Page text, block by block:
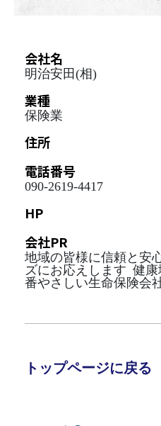
会社名
明治安田(相)
業種
保険業
住所
電話番号
090-2619-4417
HP
会社PR
地域の皆様に信頼と安
ズにお応えします 健
番やさしい生命保険会
トップページに戻る